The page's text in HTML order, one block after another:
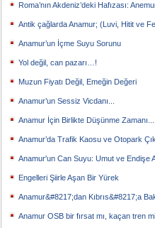
Roma’nın Akdeniz’deki Hafızası:
Antik çağlarda Anamur; (Luvi, Hitit ve
Anamur’un İçme Suyu Sorunu
Yol değil, can pazarı…!
Muzun Fiyatı Değil, Emeğin Değeri
Anamur’un Sessiz Vicdanı...
Anamur İçin Birlikte Düşünme Zamanı...
Anamur’da Trafik Kaosu ve Otopark
Anamur'un Can Suyu: Umut ve Endişe
Engelleri Şiirle Aşan Bir Yürek
Anamur&#8217;dan Kıbrıs&#8217;a
Anamur OSB bir fırsat mı, kaçan tren